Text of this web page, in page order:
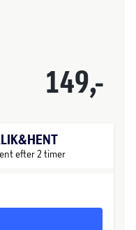
149,-
efter 2 timer